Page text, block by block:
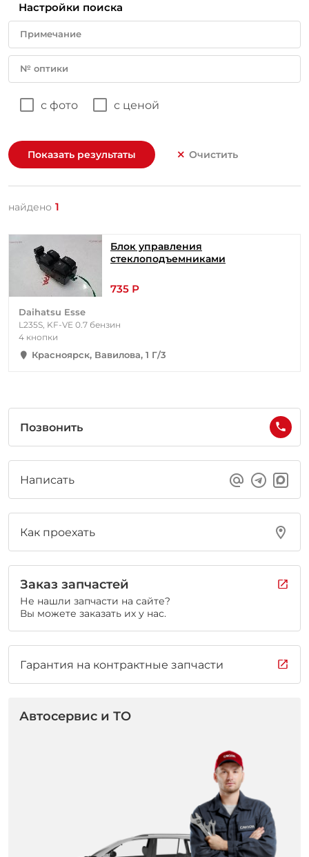
Настройки поиска
Примечание
№ оптики
с фото с ценой
Показать результаты Очистить
найдено 1
Блок управления
стеклоподъемниками
735 Р
Daihatsu Esse
L235S, KF-VE 0.7 бензин
4 кнопки
Красноярск, Вавилова, 1 Г/3
Позвонить
Написать
Как проехать
Заказ запчастей
Не нашли запчасти на сайте?
Вы можете заказать их у нас.
Гарантия на контрактные запчасти
Автосервис и ТО